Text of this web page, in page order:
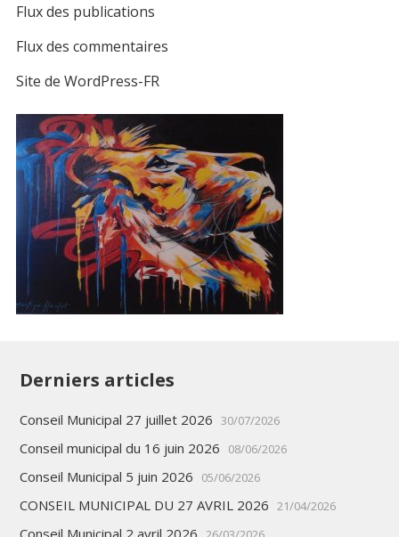
Flux des publications
Flux des commentaires
Site de WordPress-FR
Derniers articles
Conseil Municipal 27 juillet 2026 30/07/2026
Conseil municipal du 16 juin 2026 08/06/2026
Conseil Municipal 5 juin 2026 05/06/2026
CONSEIL MUNICIPAL DU 27 AVRIL 2026 21/04/2026